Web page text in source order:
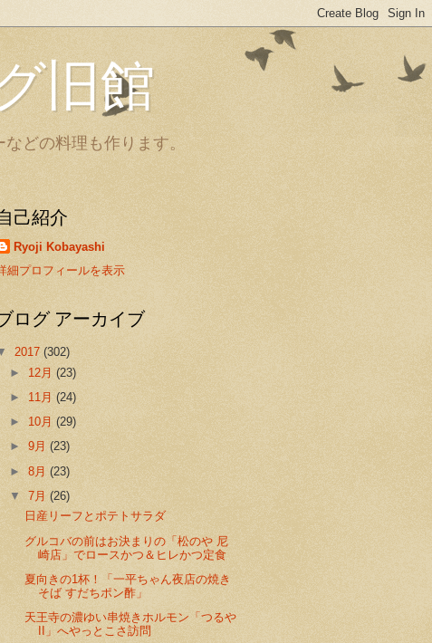
旧館
どの料理も作ります。
己紹介
Ryoji Kobayashi
細プロフィールを表示
ログ アーカイブ
2017 (302)
► 12月(23)
► 11月(24)
► 10月(29)
►9月(23)
►8月(23)
▼7月(26)
日産リーフとポテトサラダ
グルコバの前はお決まりの「松のや 尼
崎店」でロースかつ＆ヒレかつ定食
夏向きの1杯！「一平ちゃん夜店の焼き
そば すだちポン酢」
天王寺の濃ゆい串焼きホルモン「つるや
II」へやっとこさ訪問